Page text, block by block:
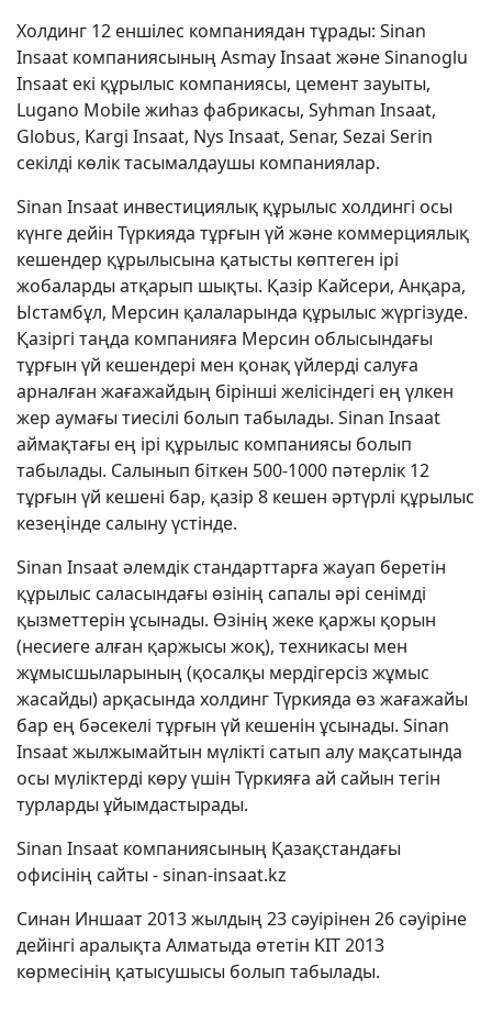
Холдинг 12 еншілес компаниядан тұрады: Sinan
Insaat компаниясының Asmay Insaat және Sinanoglu
Insaat екі құрылыс компаниясы, цемент зауыты,
Lugano Mobile жиһаз фабрикасы, Syhman Insaat,
Globus, Kargi Insaat, Nys Insaat, Senar, Sezai Serin
секілді көлік тасымалдаушы компаниялар.
Sinan Insaat инвестициялық құрылыс холдингі осы
күнге дейін Түркияда тұрғын үй және коммерциялық
кешендер құрылысына қатысты көптеген ірі
жобаларды атқарып шықты. Қазір Кайсери, Анқара,
Ыстамбұл, Мерсин қалаларында құрылыс жүргізуде.
Қазіргі таңда компанияға Мерсин облысындағы
тұрғын үй кешендері мен қонақ үйлерді салуға
арналған жағажайдың бірінші желісіндегі ең үлкен
жер аумағы тиесілі болып табылады. Sinan Insaat
аймақтағы ең ірі құрылыс компаниясы болып
табылады. Салынып біткен 500-1000 пәтерлік 12
тұрғын үй кешені бар, қазір 8 кешен әртүрлі құрылыс
кезеңінде салыну үстінде.
Sinan Insaat әлемдік стандарттарға жауап беретін
құрылыс саласындағы өзінің сапалы әрі сенімді
қызметтерін ұсынады. Өзінің жеке қаржы қорын
(несиеге алған қаржысы жоқ), техникасы мен
жұмысшыларының (қосалқы мердігерсіз жұмыс
жасайды) арқасында холдинг Түркияда өз жағажайы
бар ең бәсекелі тұрғын үй кешенін ұсынады. Sinan
Insaat жылжымайтын мүлікті сатып алу мақсатында
осы мүліктерді көру үшін Түркияға ай сайын тегін
турларды ұйымдастырады.
Sinan Insaat компаниясының Қазақстандағы
офисінің сайты - sinan-insaat.kz
Синан Иншаат 2013 жылдың 23 сәуірінен 26 сәуіріне
дейінгі аралықта Алматыда өтетін KIT 2013
көрмесінің қатысушысы болып табылады.